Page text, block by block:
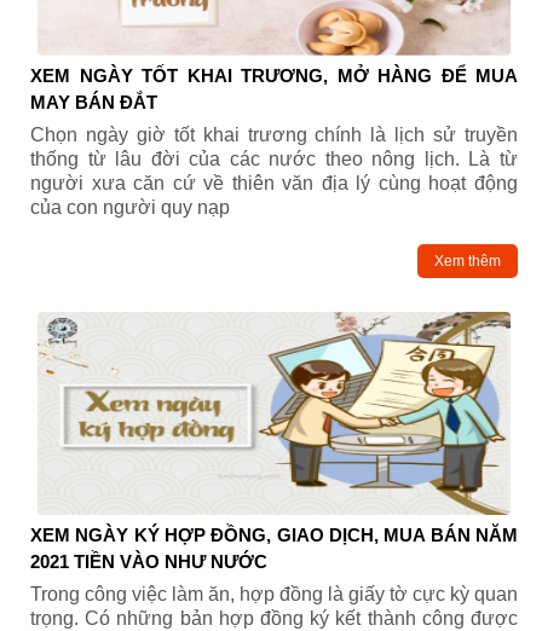
XEM NGÀY TỐT KHAI TRƯƠNG, MỞ HÀNG ĐỂ MUA
MAY BÁN ĐẮT
Chọn ngày giờ tốt khai trương chính là lịch sử truyền
thống từ lâu đời của các nước theo nông lịch. Là từ
người xưa căn cứ về thiên văn địa lý cùng hoạt động
của con người quy nạp
Xem thêm
XEM NGÀY KÝ HỢP ĐỒNG, GIAO DỊCH, MUA BÁN NĂM
2021 TIỀN VÀO NHƯ NƯỚC
Trong công việc làm ăn, hợp đồng là giấy tờ cực kỳ quan
trọng. Có những bản hợp đồng ký kết thành công được